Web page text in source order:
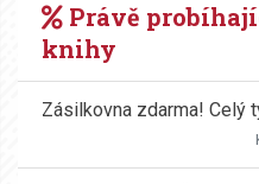
Právě
knihy
Zásilkovna zdarma! Celý